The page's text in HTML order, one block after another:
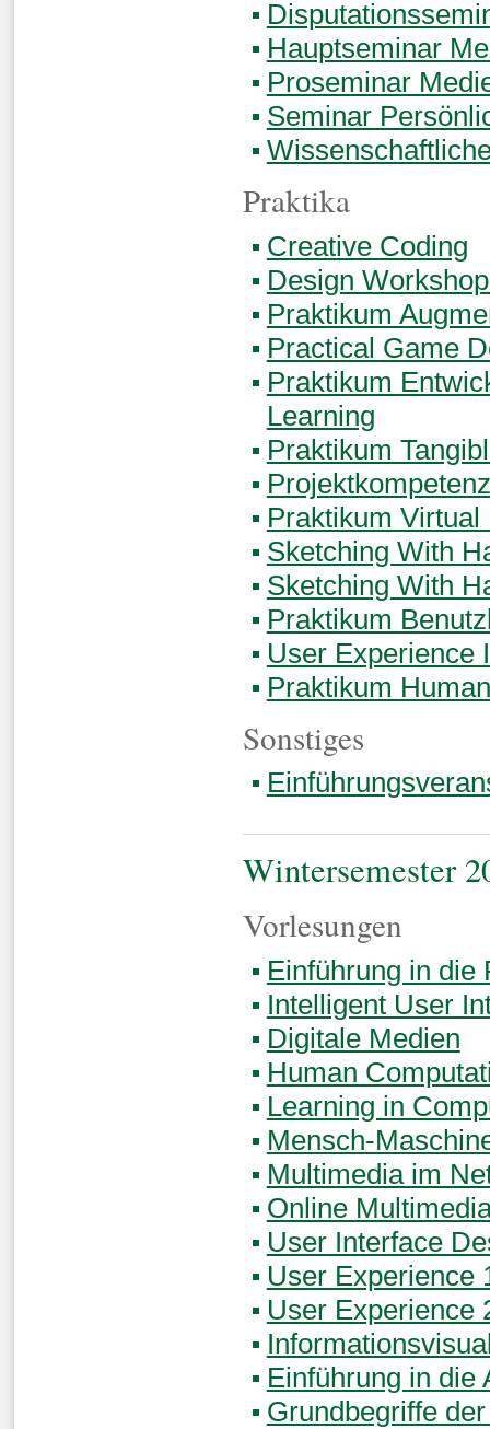
Hauptseminar
Proseminar
Seminar
Praktika
Creative Coding
Design
Praktikum
Practical Game
Praktikum
Learning
Praktikum
Praktikum Virtual
Sketching With
Sketching With
Praktikum
User Experience
Praktikum
Sonstiges
Wintersemester
Vorlesungen
Einführung in die
Intelligent User
Digitale Medien
Human
Learning in
Mensch-
Multimedia im
Online
User Interface
User Experience
User Experience
Einführung in die
Grundbegriffe